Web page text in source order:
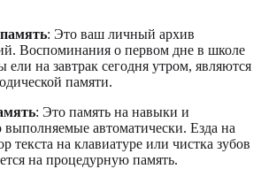
: Это ваш личный архив
Воспоминания о первом дне в школе
ели на завтрак сегодня утром, являются
памяти.
: Это память на навыки и
автоматически. Езда на
текста на клавиатуре или чистка зубов
на процедурную память.